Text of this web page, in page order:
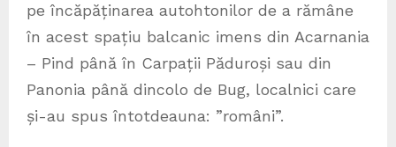
pe încăpăținarea autohtonilor de a rămâne
în acest spațiu balcanic imens din Acarnania
– Pind până în Carpații Păduroși sau din
Panonia până dincolo de Bug, localnici care
și-au spus întotdeauna: ”români”.